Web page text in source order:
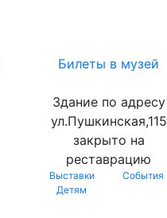
Билеты в музей
Здание по адресу
ул.Пушкинская,115
закрыто на
реставрацию
Выставки
События
Детям